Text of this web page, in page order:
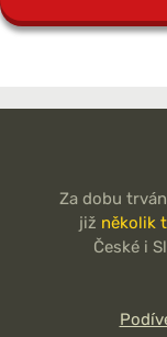
Za dobu
již několik
České i